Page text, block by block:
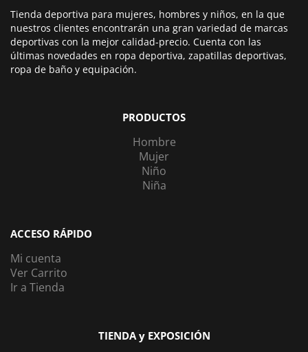
Tienda deportiva para mujeres, hombres y niños, en la que
nuestros clientes encontrarán una gran variedad de marcas
deportivas con la mejor calidad-precio. Cuenta con las
últimas novedades en ropa deportiva, zapatillas deportivas,
ropa de baño y equipación.
PRODUCTOS
Hombre
Mujer
Niño
Niña
ACCESO RÁPIDO
Mi cuenta
Ver Carrito
Ir a Tienda
TIENDA y EXPOSICIÓN